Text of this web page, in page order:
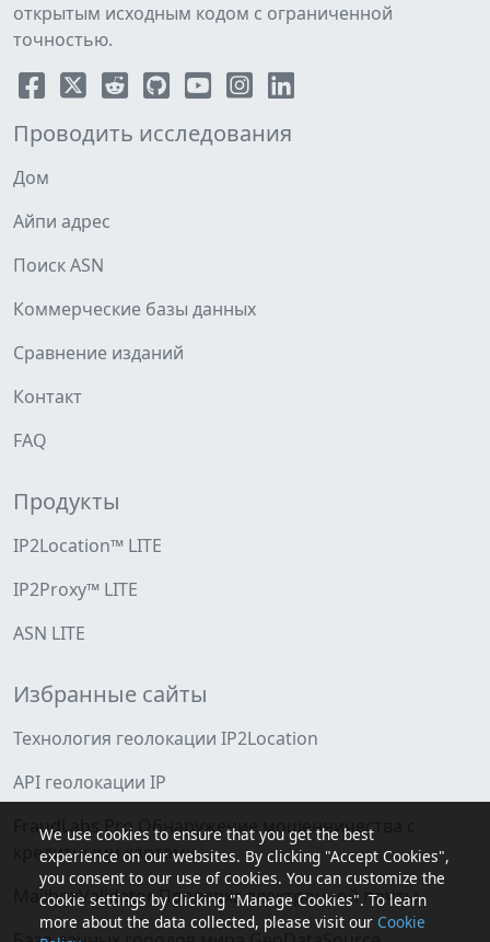
открытым исходным кодом с ограниченной
точностью.
Проводить исследования
Дом
Айпи адрес
Поиск ASN
Коммерческие базы данных
Сравнение изданий
Контакт
FAQ
Продукты
IP2Location™ LITE
IP2Proxy™ LITE
ASN LITE
Избранные сайты
Технология геолокации IP2Location
API геолокации IP
FraudLabs Pro Обнаружение мошенничества с
кредитными картами
MailboxValidator Проверка электронной почты
We use cookies to ensure that you get the best
experience on our websites. By clicking "Accept Cookies",
you consent to our use of cookies. You can customize the
cookie settings by clicking "Manage Cookies". To learn
more about the data collected, please visit our Cookie